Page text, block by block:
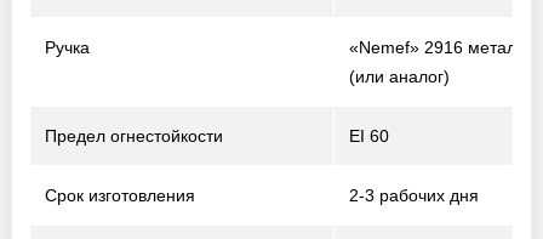
Ручка
«Nemef» 2916 металл /
(или аналог)
Предел огнестойкости EI 60
Срок изготовления 2-3 рабочих дня